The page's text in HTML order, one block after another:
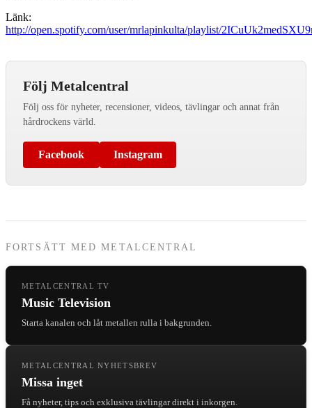
Länk:
http://open.spotify.com/user/mrlapinkulta/playlist/
Följ Metalcentral
Följ oss för nyheter, recensioner, videos, tävlingar och annat från
hårdrockens värld.
Facebook Instagram
FORTSÄTT MED METALCENTRAL
METALCENTRAL TV
Music Television
Starta kanalen och låt metallen rulla i bakgrunden.
METALCENTRAL NYHETSBREV
Missa inget
Få nyheter, tips och exklusiva tävlingar direkt i inkorgen.